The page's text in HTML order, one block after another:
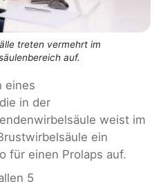
treten vermehrt im
auf.
eines
in der
weist im
ein
für einen Prolaps auf.
5